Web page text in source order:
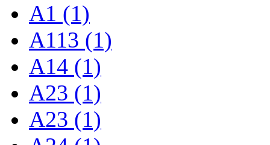
A1 (1)
A113 (1)
A14 (1)
A23 (1)
A23 (1)